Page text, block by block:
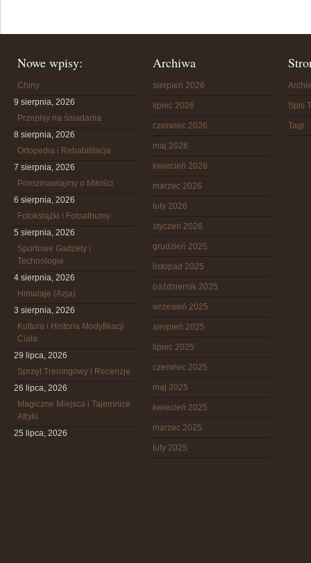
Nowe wpisy:
Chiny
9 sierpnia, 2026
Przepisy na śniadania
8 sierpnia, 2026
Ortopedia i Rehabilitacja
7 sierpnia, 2026
Porozmawiajmy o Miłości
6 sierpnia, 2026
Fotoksiążki i Fotoalbumy
5 sierpnia, 2026
Sportowe Gadżety i
Technologie
4 sierpnia, 2026
Himalaje (Azja)
3 sierpnia, 2026
Kultura i Historia Modyfikacji
Ciała
29 lipca, 2026
Sprzęt Treningowy i Recenzje
26 lipca, 2026
Magiczne Miejsca i Tajemnice
Afryki
25 lipca, 2026
Archiwa
sierpień 2026
lipiec 2026
czerwiec 2026
maj 2026
kwiecień 2026
marzec 2026
luty 2026
styczeń 2026
grudzień 2025
listopad 2025
październik 2025
wrzesień 2025
sierpień 2025
lipiec 2025
czerwiec 2025
maj 2025
kwiecień 2025
marzec 2025
luty 2025
Spis
Tagi